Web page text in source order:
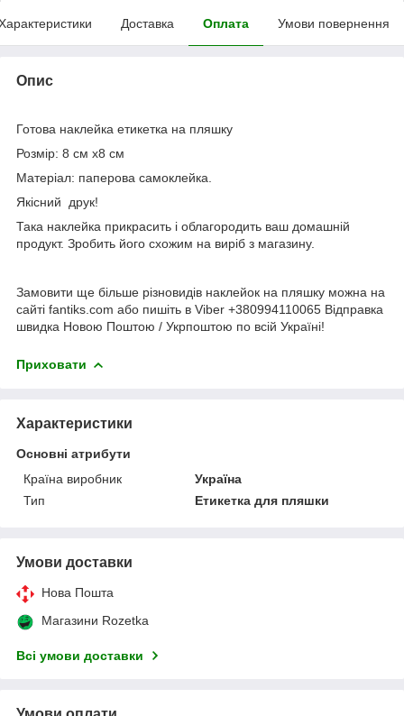
Доставка Оплата Умови повернення
Опис
Готова наклейка етикетка на пляшку
Розмір: 8 см х8 см
Матеріал: паперова самоклейка.
Якісний друк!
Така наклейка прикрасить і облагородить ваш домашній
продукт. Зробить його схожим на виріб з магазину.
Замовити ще більше різновидів наклейок на пляшку можна на
сайті fantiks.com або пишіть в Viber +380994110065 Відправка
швидка Новою Поштою / Укрпоштою по всій Україні!
Приховати
Характеристики
Основні атрибути
Країна виробник
Україна
Тип
Етикетка для пляшки
Умови доставки
Нова Пошта
Магазини Rozetka
Всі умови доставки